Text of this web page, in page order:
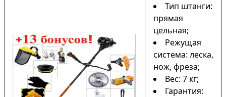
Тип штанги:
прямая
цельная;
Режущая
система: леска,
нож, фреза;
Вес: 7 кг;
Гарантия: